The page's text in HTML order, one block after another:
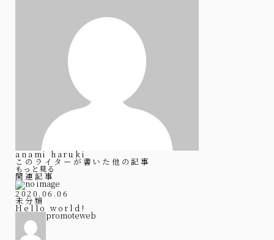
anami haruki
このライターが書いた他の記事
もっと見る
関連記事
2020.06.06
未分類
Hello world!
promoteweb